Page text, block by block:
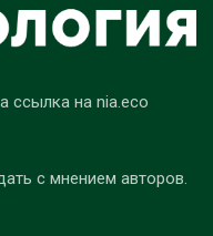
ссылка на nia.eco
с мнением авторов.